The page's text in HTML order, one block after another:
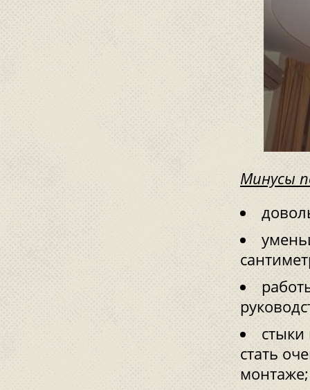
Минусы
стать
монтаже;